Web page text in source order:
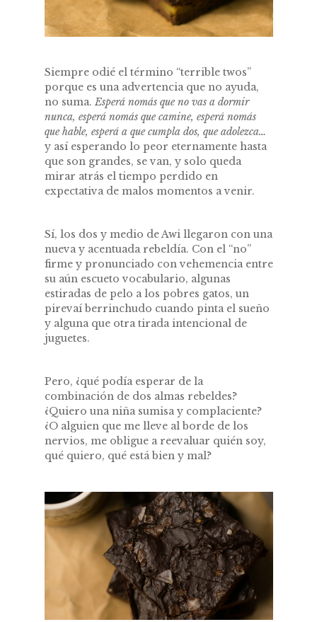
Siempre odié el término “terrible twos”
porque es una advertencia que no ayuda,
no suma.Esperá nomás que no vas a dormir
nunca, esperá nomás que camine, esperá nomás
que hable, esperá a que cumpla dos, que adolezca…
y así esperando lo peor eternamente hasta
que son grandes, se van, y solo queda
mirar atrás el tiempo perdido en
expectativa de malos momentos a venir.
Sí, los dos y medio de Awi llegaron con una
nueva y acentuada rebeldía. Con el “no”
firme y pronunciado con vehemencia entre
su aún escueto vocabulario, algunas
estiradas de pelo a los pobres gatos, un
pirevaí berrinchudo cuando pinta el sueño
y alguna que otra tirada intencional de
juguetes.
Pero, ¿qué podía esperar de la
combinación de dos almas rebeldes?
¿Quiero una niña sumisa y complaciente?
¿O alguien que me lleve al borde de los
nervios, me obligue a reevaluar quién soy,
qué quiero, qué está bien y mal?